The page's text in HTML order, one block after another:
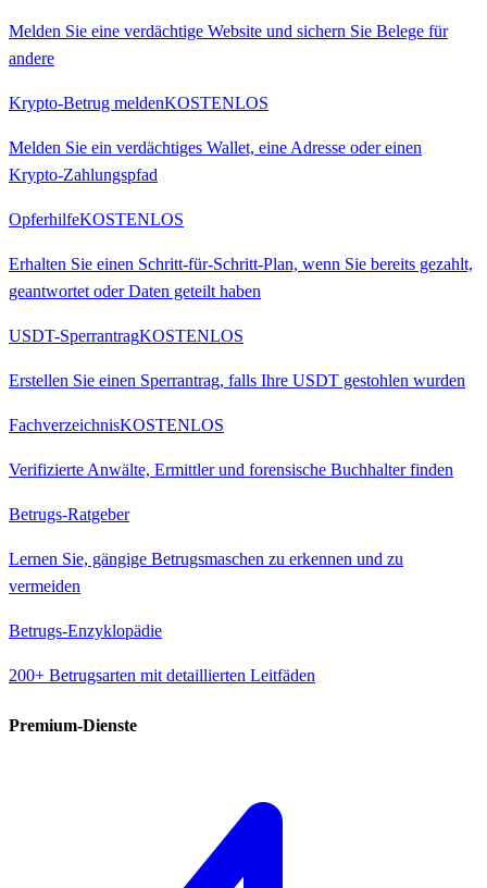
Melden Sie eine verdächtige Website und sichern Sie Belege für
andere
Krypto-Betrug meldenKOSTENLOS
Melden Sie ein verdächtiges Wallet, eine Adresse oder einen
Krypto-Zahlungspfad
OpferhilfeKOSTENLOS
Erhalten Sie einen Schritt-für-Schritt-Plan, wenn Sie bereits gezahlt,
geantwortet oder Daten geteilt haben
USDT-SperrantragKOSTENLOS
Erstellen Sie einen Sperrantrag, falls Ihre USDT gestohlen wurden
FachverzeichnisKOSTENLOS
Verifizierte Anwälte, Ermittler und forensische Buchhalter finden
Betrugs-Ratgeber
Lernen Sie, gängige Betrugsmaschen zu erkennen und zu
vermeiden
Betrugs-Enzyklopädie
200+ Betrugsarten mit detaillierten Leitfäden
Premium-Dienste